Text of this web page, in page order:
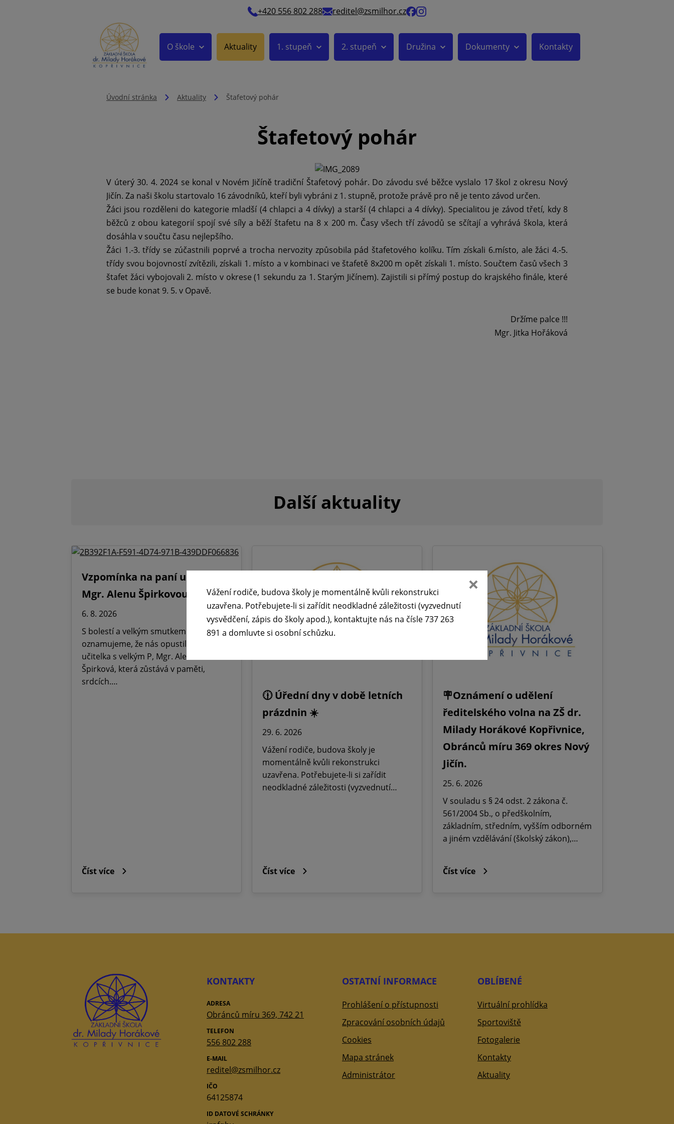
+420 556 802 288 reditel@zsmilhor.cz
O škole Aktuality 1. stupeň 2. stupeň Družina Dokumenty Kontakty
Úvodní stránka Aktuality Štafetový pohár
Štafetový pohár
V úterý 30. 4. 2024 se konal v Novém Jičíně tradiční Štafetový pohár. Do závodu své běžce vyslalo 17 škol z okresu Nový
Jičín. Za naši školu startovalo 16 závodníků, kteří byli vybráni z 1. stupně, protože právě pro ně je tento závod určen.
Žáci jsou rozděleni do kategorie mladší (4 chlapci a 4 dívky) a starší (4 chlapci a 4 dívky). Specialitou je závod třetí, kdy 8
běžců z obou kategorií spojí své síly a běží štafetu na 8 x 200 m. Časy všech tří závodů se sčítají a vyhrává škola, která
dosáhla v součtu času nejlepšího.
Žáci 1.-3. třídy se zúčastnili poprvé a trocha nervozity způsobila pád štafetového kolíku. Tím získali 6.místo, ale žáci 4.-5.
třídy svou bojovností zvítězili, získali 1. místo a v kombinaci ve štafetě 8x200 m opět získali 1. místo. Součtem časů všech 3
štafet žáci vybojovali 2. místo v okrese (1 sekundu za 1. Starým Jičínem). Zajistili si přímý postup do krajského finále, které
se bude konat 9. 5. v Opavě.
Držíme palce !!!
Mgr. Jitka Hořáková
Další aktuality
Vzpomínka na paní učitelku
Mgr. Alenu Špirkovou
6. 8. 2026
S bolestí a velkým smutkem
oznamujeme, že nás opustila Paní
učitelka s velkým P, Mgr. Alena
Špirková, která zůstává v paměti,
srdcích.…
Číst více
🕧 Úřední dny v době letních
prázdnin ☀️
29. 6. 2026
Vážení rodiče, budova školy je
momentálně kvůli rekonstrukci
uzavřena. Potřebujete-li si zařídit
neodkladné záležitosti (vyzvednutí…
Číst více
🪧Oznámení o udělení
ředitelského volna na ZŠ dr.
Milady Horákové Kopřivnice,
Obránců míru 369 okres Nový
Jičín.
25. 6. 2026
V souladu s § 24 odst. 2 zákona č.
561/2004 Sb., o předškolním,
základním, středním, vyšším odborném
a jiném vzdělávání (školský zákon),…
Číst více
KONTAKTY
ADRESA
Obránců míru 369, 742 21
TELEFON
556 802 288
E-MAIL
reditel@zsmilhor.cz
IČO
64125874
ID DATOVÉ SCHRÁNKY
OSTATNÍ INFORMACE
Prohlášení o přístupnosti
Zpracování osobních údajů
Cookies
Mapa stránek
Administrátor
OBLÍBENÉ
Virtuální prohlídka
Sportoviště
Fotogalerie
Kontakty
Aktuality
Vážení rodiče, budova školy je momentálně kvůli rekonstrukci
uzavřena. Potřebujete-li si zařídit neodkladné záležitosti (vyzvednutí
vysvědčení, zápis do školy apod.), kontaktujte nás na čísle 737 263
891 a domluvte si osobní schůzku.